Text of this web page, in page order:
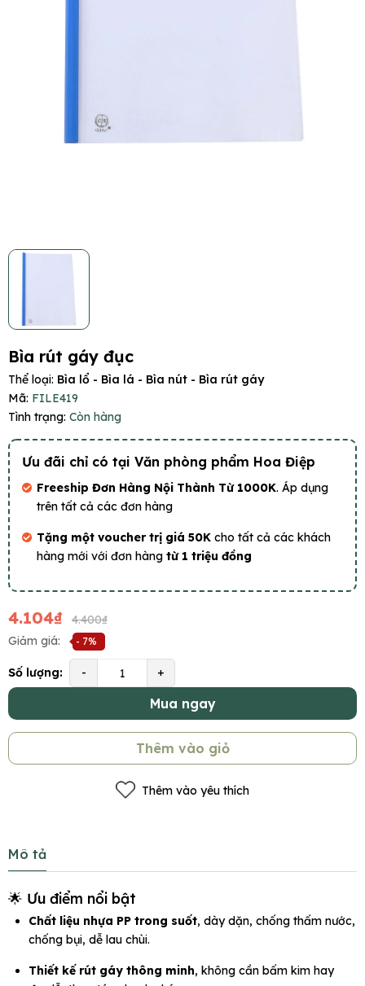
Bìa rút gáy đục
Thể loại: Bìa lổ - Bìa lá - Bìa nút - Bìa rút gáy
Mã: FILE419
Tình trạng: Còn hàng
Ưu đãi chỉ có tại Văn phòng phẩm Hoa Điệp
Freeship Đơn Hàng Nội Thành Từ 1000K. Áp dụng
trên tất cả các đơn hàng
Tặng một voucher trị giá 50K cho tất cả các khách
hàng mới với đơn hàng từ 1 triệu đồng
4.104₫
4.400₫
Giảm giá:
- 7%
Số lượng: - +
Mua ngay
Thêm vào giỏ
Thêm vào yêu thích
Mô tả
🌟 Ưu điểm nổi bật
Chất liệu nhựa PP trong suốt, dày dặn, chống thấm nước,
chống bụi, dễ lau chùi.
Thiết kế rút gáy thông minh, không cần bấm kim hay